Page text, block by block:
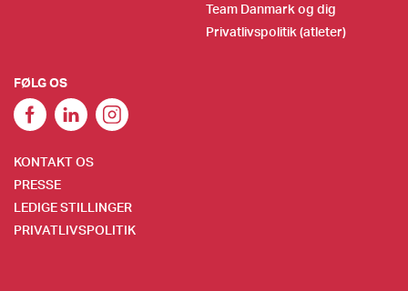
Team Danmark og dig
Privatlivspolitik (atleter)
FØLG OS
KONTAKT OS
PRESSE
LEDIGE STILLINGER
PRIVATLIVSPOLITIK